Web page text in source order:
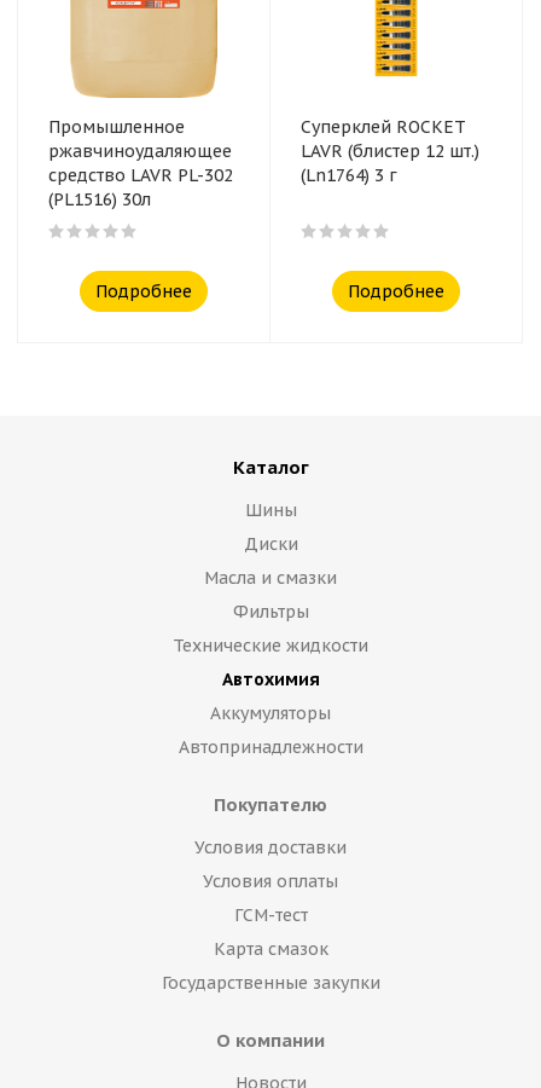
Промышленное
ржавчиноудаляющее
средство LAVR PL-302
(PL1516) 30л
Подробнее
Суперклей ROCKET
LAVR (блистер 12 шт.)
(Ln1764) 3 г
Подробнее
Каталог
Шины
Диски
Масла и смазки
Фильтры
Технические жидкости
Автохимия
Аккумуляторы
Автопринадлежности
Покупателю
Условия доставки
Условия оплаты
ГСМ-тест
Карта смазок
Государственные закупки
О компании
Новости